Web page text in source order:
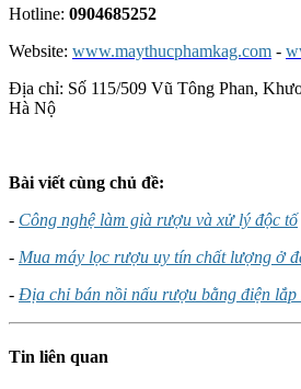
Hotline: 0904685252
Website: www.maythucphamkag.com -
Địa chỉ: Số 115/509 Vũ Tông Phan,
Hà Nộ
Bài viết cùng chủ đề:
- Công nghệ làm già rượu và xử lý độc tố
- Mua máy lọc rượu uy tín chất lượng ở
- Địa chỉ bán nồi nấu rượu bằng điện lắp
Tin liên quan